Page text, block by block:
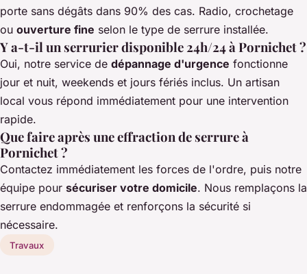
porte sans dégâts dans 90% des cas. Radio, crochetage
ou ouverture fine selon le type de serrure installée.
Y a-t-il un serrurier disponible 24h/24 à Pornichet ?
Oui, notre service de dépannage d'urgence fonctionne
jour et nuit, weekends et jours fériés inclus. Un artisan
local vous répond immédiatement pour une intervention
rapide.
Que faire après une effraction de serrure à
Pornichet ?
Contactez immédiatement les forces de l'ordre, puis notre
équipe pour sécuriser votre domicile. Nous remplaçons la
serrure endommagée et renforçons la sécurité si
nécessaire.
Travaux